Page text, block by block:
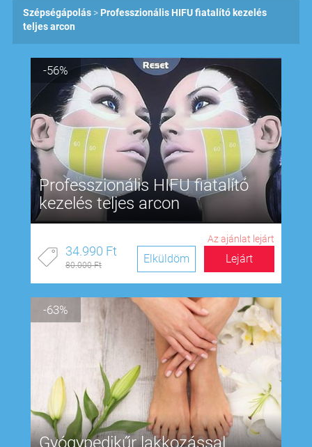
Szépségápolás
Professzionális HIFU fiatalító kezelés
teljes arcon
-56%
Professzionális HIFU fiatalító
kezelés teljes arcon
Az ajánlat lejárt
34.990 Ft
80.000 Ft Lejárt
Elküldöm
-63%
Gyógypedikűr lakkozással